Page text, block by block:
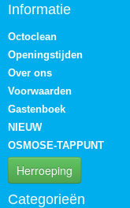
Informatie
Octoclean
Openingstijden
Over ons
Voorwaarden
Gastenboek
NIEUW
OSMOSE-TAPPUNT
Herroeping
Categorieën